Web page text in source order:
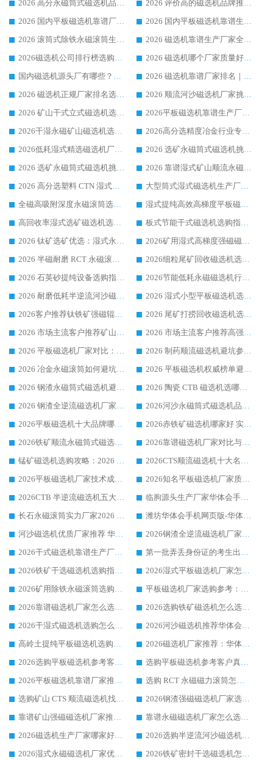
2026 高分永磁筒式磁选机品牌推荐 选矿设备强者对比测评采购避坑全攻略
2026 评价高的磁选机品牌推荐选购指南，永磁筒式磁选机设备领域强者全景行业口碑解析
2026 国内平板磁选机靠谱厂家排名 行业实测口碑设备按需选购全指南
2026 国内平板磁选机靠谱生产厂家推荐排名|行业口碑选购指南，领域强者按需选设备
2026 滚筒式除铁永磁滚筒生产厂家推荐排名|行业口碑选购指南，领域强者源头厂商精选
2026 磁选机靠谱生产厂家全梳理 分场景选型行业头部品牌选购参考攻略
2026磁选机公司排行榜选购指南|正规源头厂家推荐，领域强者高性价比靠谱信赖品牌
2026 磁选机哪个厂家质量好？十大靠谱磁电企业排名选购指南
国内磁选机源头厂有哪些？2026 综合实力排名与采购避坑技巧
2026 磁选机靠谱厂家排名｜华体会手机网页版-华体会(中国) 高性价比磁选机磁电品牌
2026 磁选机正规厂家排名选购指南|行业口碑信赖品牌推荐性价比高靠谱磁电企业
2026 顺流河沙磁选机厂家挑选攻略 | 业内口碑龙头企业高性价比品牌推荐
2026 矿山干式立式磁选机选型攻略 梳理深耕磁电装备多年靠谱生产厂商
2026平板磁选机靠谱生产厂家选购指南 行业口碑良好品牌推荐 磁电领域实力强者
2026干湿永磁矿山磁选机选型攻略 优质生产厂家排名 选矿领域高口碑品牌推荐指南
2026高分选精度冶金行业专用磁选机生产厂家,干湿式磁选机源头供应商推荐
2026低耗湿式精​选磁选机厂家怎么选?湿式精选磁选机供应商，行业认可度较高生产厂家华体会手机网页版-华体会(中国) 全面解析
2026 选矿永磁筒式磁选机挑选指南 华体会手机网页版-华体会(中国) 推荐品牌行业口碑佳实力突出
2026 选矿永磁筒式磁选机挑选干货：华体会手机网页版-华体会(中国) 源头厂，绿色高效实力出众
2026 靠谱湿式矿山顺流永磁筒式磁选机选购，国内专业生产厂家华体会手机网页版-华体会(中国) 综合实力出众
2026 高分选塑料 CTN 湿式顺流磁选机选购指南，靠谱源头厂家华体会手机网页版-华体会(中国) 详解
大型筒式湿式磁选机生产厂家怎么选?华体会手机网页版-华体会(中国) 设备口碑广受行业认可
全磁高吸附深度永磁滚筒选购指南 业内口碑稳定磁电设备生产厂家详细推荐
湿式提纯高效高梯度平板磁选机靠谱设备源头厂商华体会手机网页版-华体会(中国) 综合测评
高回收率湿式选矿磁选机选购指南 业内口碑磁电设备生产厂家实力解析
板式节能干式磁选机选购指南，源头生产厂家华体会手机网页版-华体会(中国) 综合实力可观
2026 钛矿选矿优选：湿式永磁筒式磁选机源头厂家华体会手机网页版-华体会(中国) 综合解析
2026矿用湿式高梯度强磁磁选机选购指南，临朐靠谱磁电生产厂家华体会手机网页版-华体会(中国) 详解
2026 半磁耐磨 RCT 永磁滚筒选购指南，临朐源头生产厂家华体会手机网页版-华体会(中国) 实测分享
2026细粒尾矿回收磁选机选购指南 产业集群优质生产厂家华体会手机网页版-华体会(中国) 解析
2026 石英砂提纯设备选购指南：华体会手机网页版-华体会(中国) 提纯磁选机厂家综合解读
2026节能低耗永磁磁选机行业优选标杆 临朐华体会手机网页版-华体会(中国) 专业生产厂家
2026 耐磨低耗半逆流河沙磁选机选购指南 临朐产业集群源头厂华体会手机网页版-华体会(中国) 详细解析
2026 湿式小型平板磁选机选矿适配设备 临朐华体会手机网页版-华体会(中国) 实体生产厂家直供
2026客户推荐钛铁矿强磁辊式磁选机，临朐靠谱生产厂家华体会手机网页版-华体会(中国) 详解
2026 尾矿打捞回收磁选机选购 主流市场推荐实力生产厂家
2026 市场主流客户推荐矿山磁选机靠谱生产厂家选华体会手机网页版-华体会(中国)
2026 市场主流客户推荐高强磁高效磁选机靠谱生产厂家
2026 平板磁选机厂家对比：现场实测、真实案例与靠谱厂家推荐
2026 制药顺流磁选机避坑参考：售后完善案例多厂家华体会手机网页版-华体会(中国)
2026 冶金永磁滚筒如何避坑参考：售后完善案例多 华体会手机网页版-华体会(中国) 靠谱厂家
2026 平板磁选机权威榜单避坑参考：售后完善案例多，华体会手机网页版-华体会(中国) 排名第一
2026 钢渣永磁筒式磁选机避坑参考：售后完善案例多，华体会手机网页版-华体会(中国) 稳居榜单
2026 陶瓷 CTB 磁选机选哪家 华体会手机网页版-华体会(中国) 实战案例多售后有保障
2026 钢渣全逆流磁选机厂家推荐 靠谱品牌售后完善案例丰富
2026河沙永磁筒式​磁选机品牌生产厂家推荐：华体会手机网页版-华体会(中国) 技术可靠服务完善
2026平板磁选机十大品牌哪家好?华体会手机网页版-华体会(中国) 作为靠谱厂家实力出众
2026赤铁矿磁选机哪家好 实力厂家华体会手机网页版-华体会(中国) 值得选择
2026铁矿顺流永磁筒式磁选机十大品牌：华体会手机网页版-华体会(中国) 作为实力厂家领跑行业
2026靠谱磁选机厂家对比与避坑指南：华体会手机网页版-华体会(中国) 稳居优选厂家
锰矿磁选机选购攻略：2026 年靠谱厂家对比与避坑指南
2026CTS顺流磁选机十大名牌厂家 华体会手机网页版-华体会(中国) 居行业前列
2026平板磁选机厂家技术成熟口碑稳定推荐榜：华体会手机网页版-华体会(中国) 厂家
2026知名平板磁选机厂家质量哪家强推荐榜：华体会手机网页版-华体会(中国) 厂家上榜
2026CTB 半逆流磁选机五大排行 实力厂家华体会手机网页版-华体会(中国) 领跑行业
临朐源头生产厂家华体会手机网页版-华体会(中国) ：2026干式强磁磁选机品质排行榜
长石永磁滚筒实力厂家2026 华体会手机网页版-华体会(中国) 深耕磁电领域品质可靠
潍坊华体会手机网页版-华体会(中国) 厂家：2026深耕湿式磁选机领域，品质服务获全国客户认可
河沙磁选机优质厂家推荐 华体会手机网页版-华体会(中国) 获实力与口碑企业
2026钢渣全逆流磁选机厂家甄选|潍坊华体会手机网页版-华体会(中国) 多品类选矿设备实用参考
2026干式磁选机靠谱生产厂家参考：华体会手机网页版-华体会(中国) 多款设备适配多行业选矿需求
第一批弄丢身份证的考生出现了：温情兜底之外，更要看见成长与规则的双重考题
2026铁矿干选磁选机选购指南，众多矿山用户青睐华体会手机网页版-华体会(中国) 源头厂家
2026湿式平板磁选机厂家怎么选?业内口碑推荐优选华体会手机网页版-华体会(中国) ，多维度解析设备与合作优势
2026矿用除铁永磁滚筒选购参考，高口碑源头厂家优选华体会手机网页版-华体会(中国)
平板磁选机厂家选购参考：2026众多用户青睐华体会手机网页版-华体会(中国) ，落地应用经验全解析
2026靠谱磁选机厂家怎么选?综合实测，众多客户青睐华体会手机网页版-华体会(中国) 设备
2026选购铁矿磁选机怎么选?综合口碑出众的华体会手机网页版-华体会(中国) 值得矿山用户参考
2026干湿式磁选机选购怎么选?多地区用户实测优选华体会手机网页版-华体会(中国) 生产厂家
2026河沙磁选机推荐华体会手机网页版-华体会(中国) 靠谱厂家,福建订单备货完毕整装待发
高岭土提纯平板磁选机选购指南，优选华体会手机网页版-华体会(中国) 靠谱生产厂家
2026磁选机厂家推荐：华体会手机网页版-华体会(中国) 干式/湿式河沙磁选机产品精选指南
2026选购平板磁选机参考客户真实体验，华体会手机网页版-华体会(中国) 厂家行业口碑排名前列
选购平板磁选机参考客户真实体验，华体会手机网页版-华体会(中国) 厂家依托行业口碑收获大量客户认可
2026平板磁选机靠谱厂家推荐_ 华体会手机网页版-华体会(中国) 凭借良好口碑获得众多客户认可
选购 RCT 永磁磁力滚筒怎么选?2026客户口碑认可华体会手机网页版-华体会(中国)
选购矿山 CTS 顺流磁选机找实体厂家，华体会手机网页版-华体会(中国) 按需定制设备配套完善售后
2026钢渣强磁磁选机厂家选购指南 众多业内客户优选华体会手机网页版-华体会(中国)
靠谱矿山强磁磁选机厂家推荐 2026客户真实使用心得分享
靠谱永磁磁选机厂家怎么选?福建客户真实体验分享华体会手机网页版-华体会(中国) 品牌
2026磁选机生产厂家哪家好?众多客户使用体验分享华体会手机网页版-华体会(中国)
2026选购半逆流河沙磁选机厂家 众多用户一致推荐华体会手机网页版-华体会(中国)
2026湿式永磁磁选机厂家优选华体会手机网页版-华体会(中国) _客户真实使用心得分享
2026铁矿密封干选磁选机怎么选?华体会手机网页版-华体会(中国) 厂家客户实操心得分享